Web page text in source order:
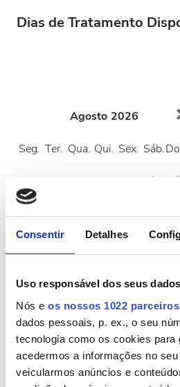
Consentir Detalhes
Uso responsável dos seus dados
Nós e os nossos 1022 parceiros
dados pessoais, p. ex., o seu
tecnologia como os cookies para
acedermos a informações no
veicularmos anúncios e
Dias de Tratamento
Agosto 2026
Seg. Ter. Qua. Qui. Sex. Sáb.
1
2
10
11 13 14 15
24
25 26 27 28 29
Horário de